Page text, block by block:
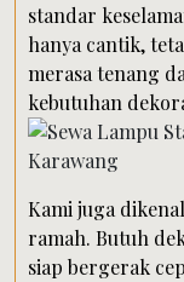
standar
hanya cantik,
merasa tenang
kebutuhan
Kami juga
ramah. Butuh
siap bergerak